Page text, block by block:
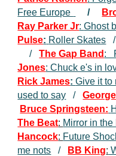
Free Europe
/
Ray Parker Jr:Ghost
Pulse: Roller Skates
/The Gap Band :
Jones: Chuck e's in
Rick James:Give it to
used to say /
Bruce Springsteen:
The Beat: Mirror in
Hancock: Future
me nots / BB King: